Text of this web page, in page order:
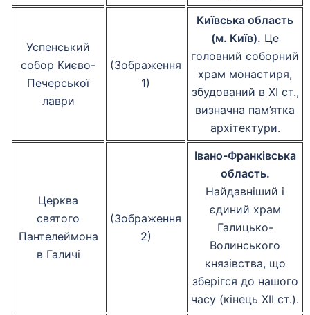
Успенський
собор Києво-
Печерської
лаври
(Зображення
1)
Київська область
(м. Київ). Це
головний соборний
храм монастиря,
збудований в XI ст.,
визначна пам’ятка
архітектури.
Церква
святого
Пантелеймона
в Галичі
(Зображення
2)
Івано-Франківська
область.
Найдавніший і
єдиний храм
Галицько-
Волинського
князівства, що
зберігся до нашого
часу (кінець XII ст.).